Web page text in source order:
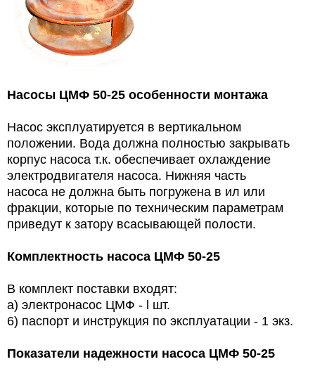
Насосы ЦМФ 50-25 особенности монтажа
Насос эксплуатируется в вертикальном
положении. Вода должна полностью закрывать
корпус насоса т.к. обеспечивает охлаждение
электродвигателя насоса. Нижняя часть
насоса не должна быть погружена в ил или
фракции, которые по техническим параметрам
приведут к затору всасывающей полости.
Комплектность насоса ЦМФ 50-25
В комплект поставки входят:
а) электронасос ЦМФ - l шт.
6) паспорт и инструкция по эксплуатации - 1 экз.
Показатели надежности насоса ЦМФ 50-25